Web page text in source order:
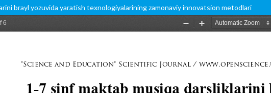
brayl yozuvida yaratish texnologiyalarining zamonaviy innovatsion metodlari